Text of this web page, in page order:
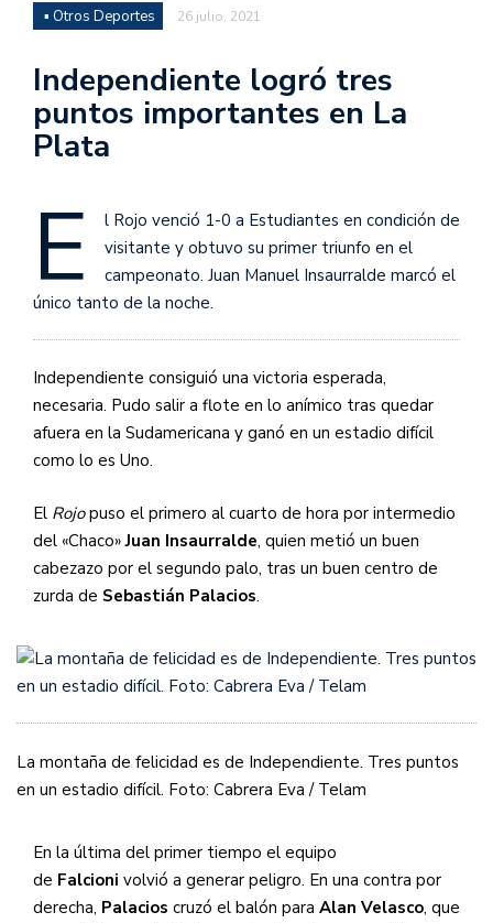
▪ Otros Deportes 26 julio, 2021
Independiente logró tres
puntos importantes en La
Plata
E
l Rojo venció 1-0 a Estudiantes en condición de
visitante y obtuvo su primer triunfo en el
campeonato. Juan Manuel Insaurralde marcó el
único tanto de la noche.
Independiente consiguió una victoria esperada,
necesaria. Pudo salir a flote en lo anímico tras quedar
afuera en la Sudamericana y ganó en un estadio difícil
como lo es Uno.
El Rojopuso el primero al cuarto de hora por intermedio
del «Chaco»Juan Insaurralde, quien metió un buen
cabezazo por el segundo palo, tras un buen centro de
zurda de Sebastián Palacios.
La montaña de felicidad es de Independiente. Tres puntos
en un estadio difícil. Foto: Cabrera Eva / Telam
En la última del primer tiempo el equipo
de Falcioni volvió a generar peligro. En una contra por
derecha, Palacios cruzó el balón para Alan Velasco, que